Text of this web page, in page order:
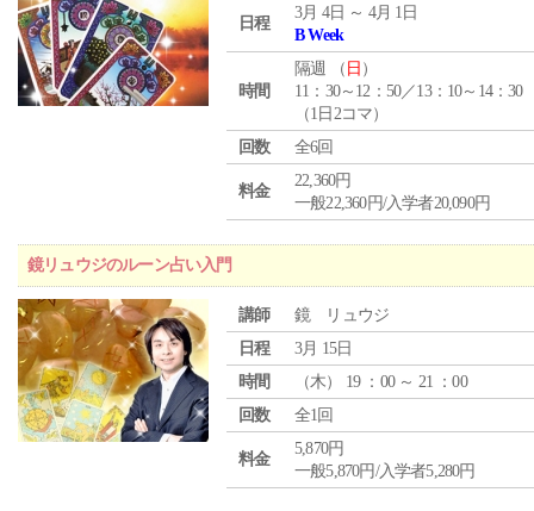
日程
3月 4日 ～ 4月 1日
B Week
時間
隔週 （ 日 ）
11：30～12：50／13：10～14：30
（1日2コマ）
回数
全6回
料金
22,360円
一般22,360円/入学者20,090円
鏡リュウジのルーン占い入門
講師
鏡 リュウジ
日程
3月 15日
時間
（木） 19 ：00 ～ 21 ：00
回数
全1回
料金
5,870円
一般5,870円/入学者5,280円